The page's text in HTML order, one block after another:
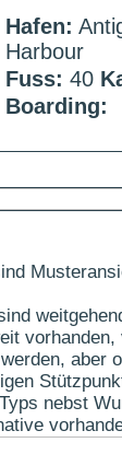
Hafen:
Harbour
Fuss: 40
Boarding:
aber
nebst